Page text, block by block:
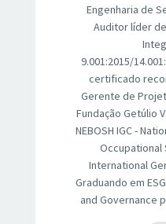
Engenharia de
Auditor líder
9.001:2015/
certificado
Gerente de
Fundação Getúlio
NEBOSH IGC -
Occupational
International
Graduando em
and Governance